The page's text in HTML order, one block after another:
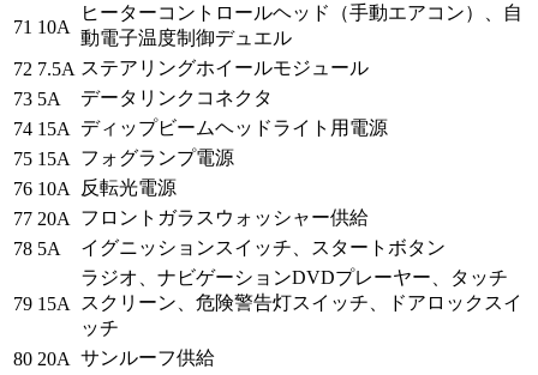
71 10A
ヒーターコントロールヘッド（手動エアコン）、自
動電子温度制御デュエル
72 7.5A ステアリングホイールモジュール
73 5A
データリンクコネクタ
74 15A
ディップビームヘッドライト用電源
75 15A
フォグランプ電源
76 10A
反転光電源
77 20A
フロントガラスウォッシャー供給
78 5A イグニッションスイッチ、スタートボタン
79 15A
ラジオ、ナビゲーションDVDプレーヤー、タッチ
スクリーン、危険警告灯スイッチ、ドアロックスイ
ッチ
80 20A サンルーフ供給